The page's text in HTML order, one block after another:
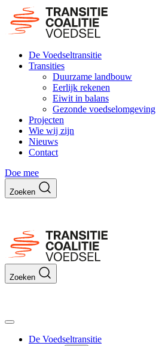
De Voedseltransitie
Transities
Duurzame landbouw
Eerlijk rekenen
Eiwit in balans
Gezonde voedselomgeving
Projecten
Wie wij zijn
Nieuws
Contact
Doe mee
Zoeken
Zoeken
De Voedseltransitie